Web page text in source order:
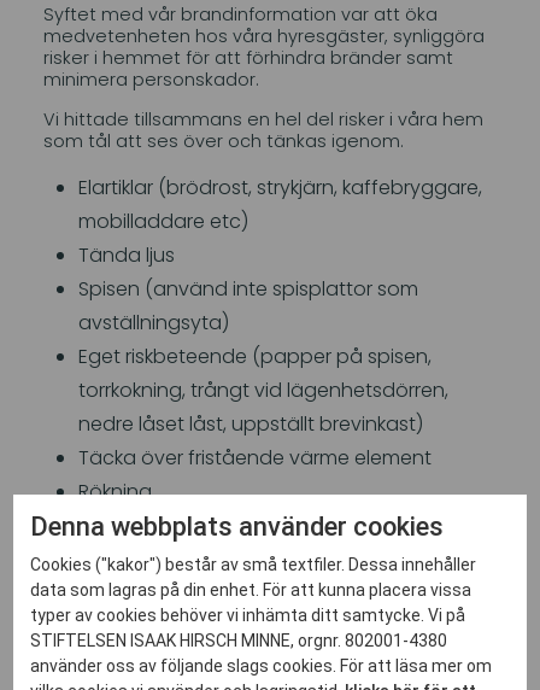
Syftet med vår brandinformation var att öka
medvetenheten hos våra hyresgäster, synliggöra
risker i hemmet för att förhindra bränder samt
minimera personskador.
Vi hittade tillsammans en hel del risker i våra hem
som tål att ses över och tänkas igenom.
Elartiklar (brödrost, strykjärn, kaffebryggare,
mobilladdare etc)
Tända ljus
Spisen (använd inte spisplattor som
avställningsyta)
Eget riskbeteende (papper på spisen,
torrkokning, trångt vid lägenhetsdörren,
nedre låset låst, uppställt brevinkast)
Täcka över fristående värme element
Rökning
Trasiga sladdar
Smutsiga fettfilter i spiskåpan
Alla gick hem med nya "Brandglasögon" för att
se över sitt hem, men också en ökad
medvetenhet om allas vårt ansvar att i det
dagliga uppmärksamma om det finns
Denna webbplats använder cookies
Cookies ("kakor") består av små textfiler. Dessa innehåller
data som lagras på din enhet. För att kunna placera vissa
typer av cookies behöver vi inhämta ditt samtycke. Vi på
STIFTELSEN ISAAK HIRSCH MINNE, orgnr. 802001-4380
använder oss av följande slags cookies. För att läsa mer om